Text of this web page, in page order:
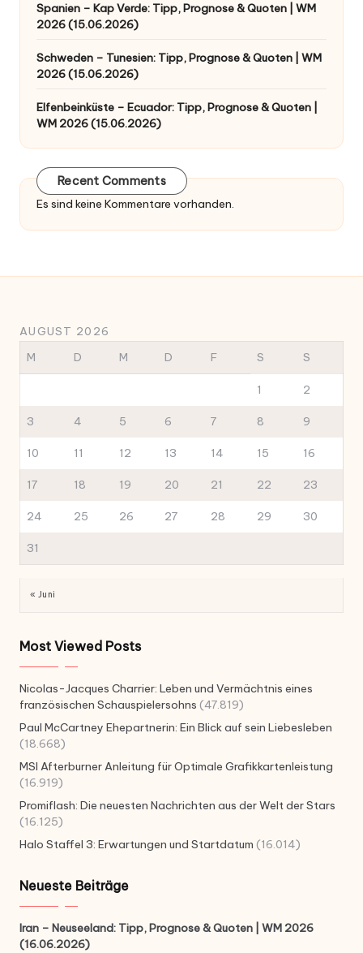
Spanien – Kap Verde: Tipp, Prognose & Quoten | WM
2026 (15.06.2026)
Schweden – Tunesien: Tipp, Prognose & Quoten | WM
2026 (15.06.2026)
Elfenbeinküste – Ecuador: Tipp, Prognose & Quoten |
WM 2026 (15.06.2026)
Recent Comments
Es sind keine Kommentare vorhanden.
AUGUST 2026
M
D M D F S S
1 2
3 4 5 6 7 8 9
10 11 12 13 14 15 16
17 18 19 20 21 22 23
24 25 26 27 28 29 30
31
« Juni
Most Viewed Posts
Nicolas-Jacques Charrier: Leben und Vermächtnis eines
französischen Schauspielersohns (47.819)
Paul McCartney Ehepartnerin: Ein Blick auf sein Liebesleben
(18.668)
MSI Afterburner Anleitung für Optimale Grafikkartenleistung
(16.919)
Promiflash: Die neuesten Nachrichten aus der Welt der Stars
(16.125)
Halo Staffel 3: Erwartungen und Startdatum (16.014)
Neueste Beiträge
Iran – Neuseeland: Tipp, Prognose & Quoten | WM 2026
(16.06.2026)